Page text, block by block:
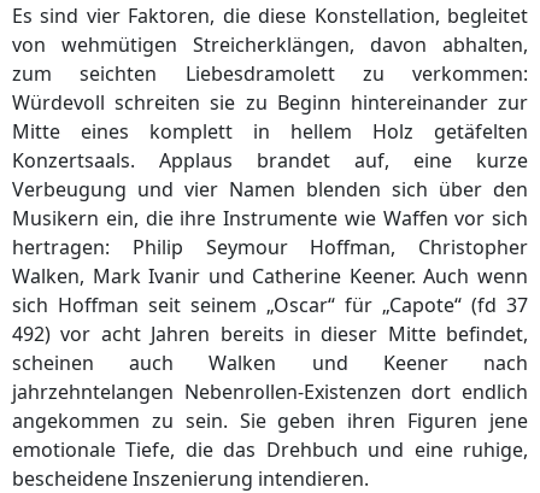
Es sind vier Faktoren, die diese Konstellation, begleitet
von wehmütigen Streicherklängen, davon abhalten,
zum seichten Liebesdramolett zu verkommen:
Würdevoll schreiten sie zu Beginn hintereinander zur
Mitte eines komplett in hellem Holz getäfelten
Konzertsaals. Applaus brandet auf, eine kurze
Verbeugung und vier Namen blenden sich über den
Musikern ein, die ihre Instrumente wie Waffen vor sich
hertragen: Philip Seymour Hoffman, Christopher
Walken, Mark Ivanir und Catherine Keener. Auch wenn
sich Hoffman seit seinem „Oscar“ für „Capote“ (fd 37
492) vor acht Jahren bereits in dieser Mitte befindet,
scheinen auch Walken und Keener nach
jahrzehntelangen Nebenrollen-Existenzen dort endlich
angekommen zu sein. Sie geben ihren Figuren jene
emotionale Tiefe, die das Drehbuch und eine ruhige,
bescheidene Inszenierung intendieren.